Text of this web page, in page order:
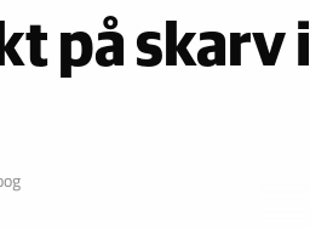
på skarv i